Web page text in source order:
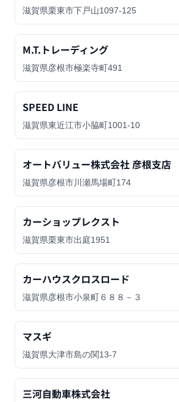
滋賀県栗東市下戸山1097-125
M.T.トレーディング
滋賀県彦根市極楽寺町491
SPEED LINE
滋賀県東近江市小脇町1001-10
オートバリュー株式会社 彦根支店
滋賀県彦根市川瀬馬場町174
カーショップレクスト
滋賀県栗東市出庭1951
カーハウスクロスロード
滋賀県彦根市小泉町６８８－３
マスギ
滋賀県大津市島の関13-7
三河自動車株式会社